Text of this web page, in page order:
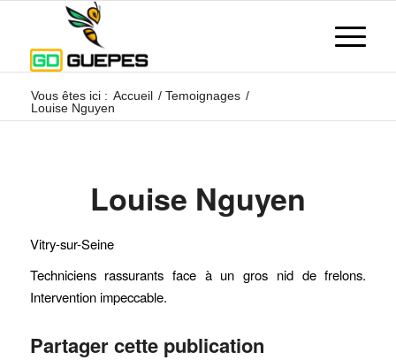
Vous êtes ici : Accueil / Temoignages /
Louise Nguyen
Louise Nguyen
Vitry-sur-Seine
Techniciens rassurants face à un gros nid de frelons.
Intervention impeccable.
Partager cette publication